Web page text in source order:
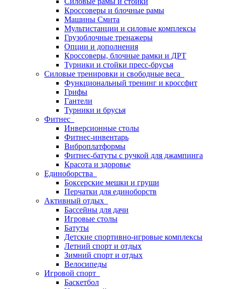
Кроссоверы и блочные рамы
Машины Смита
Мультистанции и силовые комплексы
Грузоблочные тренажеры
Опции и дополнения
Кроссоверы, блочные рамки и ДРТ
Турники и стойки пресс-брусья
Силовые тренировки и свободные веса
Функциональный тренинг и кроссфит
Грифы
Гантели
Турники и брусья
Фитнес
Инверсионные столы
Фитнес-инвентарь
Виброплатформы
Фитнес-батуты с ручкой для джампинга
Красота и здоровье
Единоборства
Боксерские мешки и груши
Перчатки для единоборств
Активный отдых
Бассейны для дачи
Игровые столы
Батуты
Детские спортивно-игровые комплексы
Летний спорт и отдых
Зимний спорт и отдых
Велосипеды
Игровой спорт
Баскетбол